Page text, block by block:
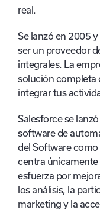
real.
Se lanzó en 2005
ser un proveedor
integrales. La
solución completa
integrar tus
Salesforce se
software de
del Software como
centra únicamente
esfuerza por
los análisis, la
marketing y la